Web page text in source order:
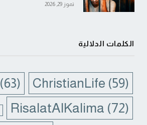
تموز 29, 2026
الكلمات الدلالية
ChristianLife (59)
(63)
RisalatAlKalima (72)